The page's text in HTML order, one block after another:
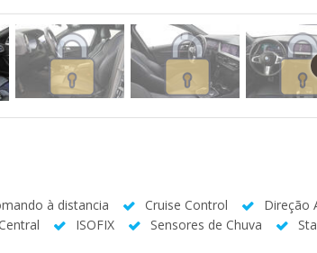
à distancia Cruise Control
Direção
ISOFIX Sensores de Chuva